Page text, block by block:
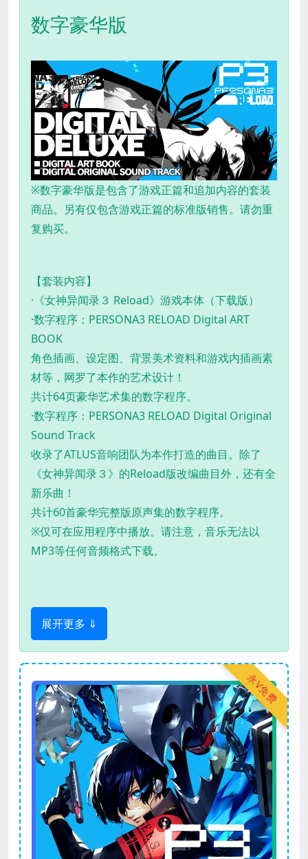
数字豪华版
※数字豪华版是包含了游戏正篇和追加内容的套装
商品。另有仅包含游戏正篇的标准版销售。请勿重
复购买。
【套装内容】
·《女神异闻录３ Reload》游戏本体（下载版）
·数字程序：PERSONA3 RELOAD Digital ART
BOOK
角色插画、设定图、背景美术资料和游戏内插画素
材等，网罗了本作的艺术设计！
共计64页豪华艺术集的数字程序。
·数字程序：PERSONA3 RELOAD Digital Original
Sound Track
收录了ATLUS音响团队为本作打造的曲目。除了
《女神异闻录３》的Reload版改编曲目外，还有全
新乐曲！
共计60首豪华完整版原声集的数字程序。
※仅可在应用程序中播放。请注意，音乐无法以
MP3等任何音频格式下载。
展开更多 ⇓
永V免费